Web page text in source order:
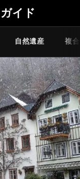
イド
自然遺産 複